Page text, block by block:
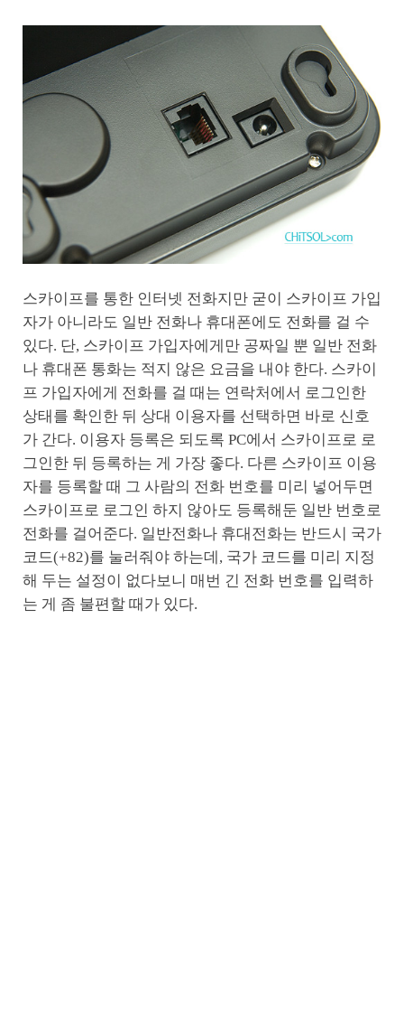
스카이프를 통한 인터넷 전화지만 굳이 스카이프 가입
자가 아니라도 일반 전화나 휴대폰에도 전화를 걸 수
있다. 단, 스카이프 가입자에게만 공짜일 뿐 일반 전화
나 휴대폰 통화는 적지 않은 요금을 내야 한다. 스카이
프 가입자에게 전화를 걸 때는 연락처에서 로그인한
상태를 확인한 뒤 상대 이용자를 선택하면 바로 신호
가 간다. 이용자 등록은 되도록 PC에서 스카이프로 로
그인한 뒤 등록하는 게 가장 좋다. 다른 스카이프 이용
자를 등록할 때 그 사람의 전화 번호를 미리 넣어두면
스카이프로 로그인 하지 않아도 등록해둔 일반 번호로
전화를 걸어준다. 일반전화나 휴대전화는 반드시 국가
코드(+82)를 눌러줘야 하는데, 국가 코드를 미리 지정
해 두는 설정이 없다보니 매번 긴 전화 번호를 입력하
는 게 좀 불편할 때가 있다.